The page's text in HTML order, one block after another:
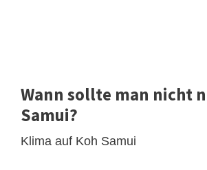
Wann sollte man nicht
Samui?
Klima auf Koh Samui